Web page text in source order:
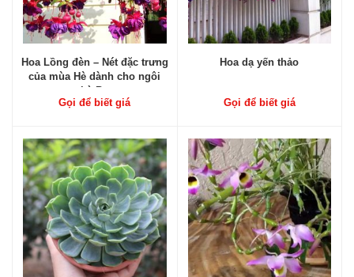
Hoa Lồng đèn – Nét đặc trưng
của mùa Hè dành cho ngôi
nhà Bạn
Gọi để biết giá
Hoa dạ yến thảo
Gọi để biết giá